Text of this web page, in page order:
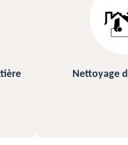
Peinture sur